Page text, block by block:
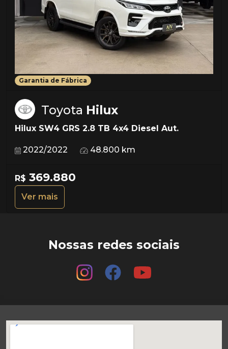
Garantia de Fábrica
Toyota Hilux
Hilux SW4 GRS 2.8 TB 4x4 Diesel Aut.
2022/2022 48.800 km
R$ 369.880
Ver mais
Nossas redes sociais